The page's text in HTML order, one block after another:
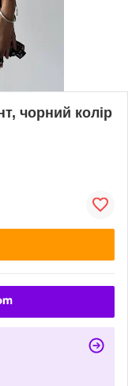
чорний колір